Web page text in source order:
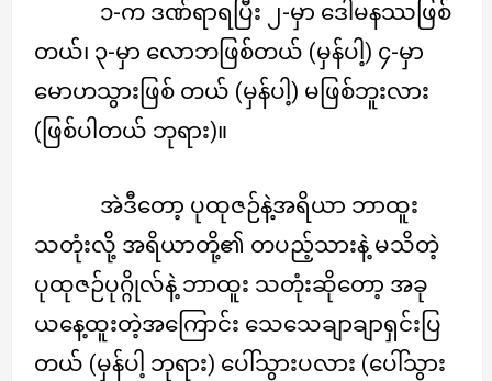
၁-က ဒဏ်ရာရပြီး ၂-မှာ ဒေါမနဿဖြစ်
တယ်၊ ၃-မှာ လောဘဖြစ်တယ် (မှန်ပါ့) ၄-မှာ
မောဟသွားဖြစ် တယ် (မှန်ပါ့) မဖြစ်ဘူးလား
(ဖြစ်ပါတယ် ဘုရား)။
အဲဒီတော့ ပုထုဇဉ်နဲ့အရိယာ ဘာထူး
သတုံးလို့ အရိယာတို့၏ တပည့်သားနဲ့ မသိတဲ့
ပုထုဇဉ်ပုဂ္ဂိုလ်နဲ့ ဘာထူး သတုံးဆိုတော့ အခု
ယနေ့ထူးတဲ့အကြောင်း သေသေချာချာရှင်းပြ
တယ် (မှန်ပါ့ ဘုရား) ပေါ်သွားပလား (ပေါ်သွား